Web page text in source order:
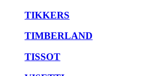
TIKKERS
TIMBERLAND
TISSOT